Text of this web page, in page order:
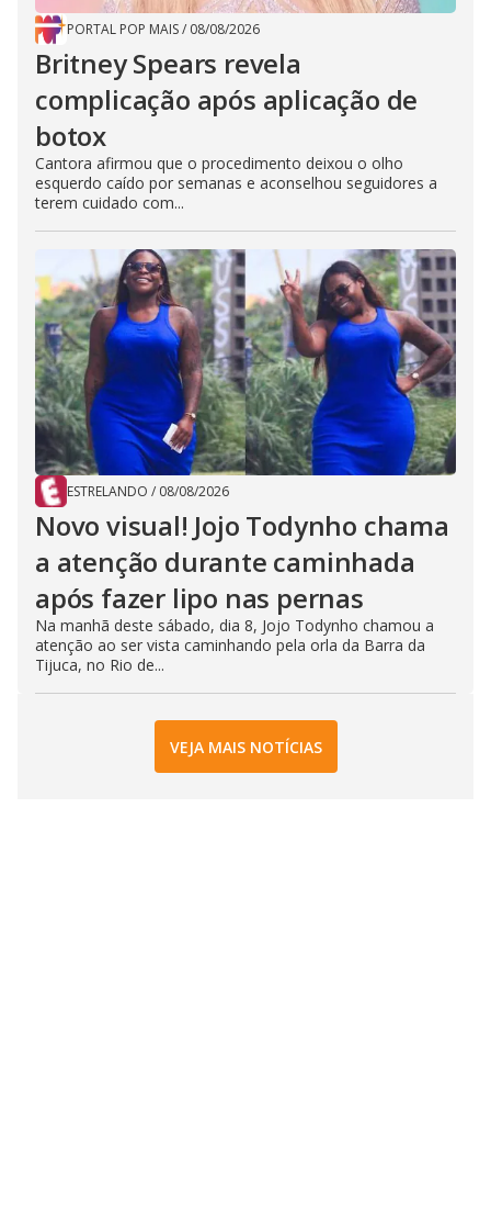
PORTAL POP MAIS/ 08/08/2026
Britney Spears revela
complicação após aplicação de
botox
Cantora afirmou que o procedimento deixou o olho
esquerdo caído por semanas e aconselhou seguidores a
terem cuidado com...
ESTRELANDO / 08/08/2026
Novo visual! Jojo Todynho chama
a atenção durante caminhada
após fazer lipo nas pernas
Na manhã deste sábado, dia 8, Jojo Todynho chamou a
atenção ao ser vista caminhando pela orla da Barra da
Tijuca, no Rio de...
VEJA MAIS NOTÍCIAS